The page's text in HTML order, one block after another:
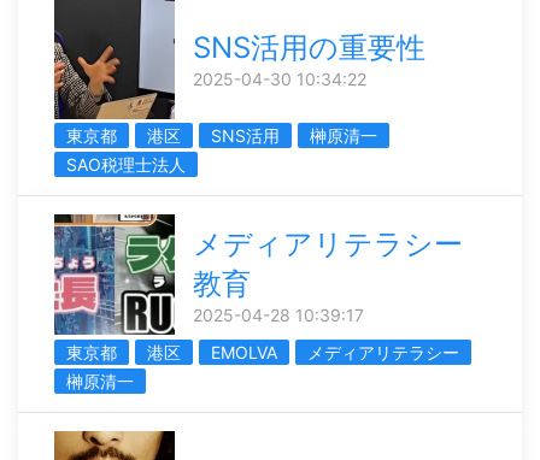
SNS活用の重要性
2025-04-30 10:34:22
東京都 港区 SNS活用
榊󠄀原清一
SAO税理士法人
メディアリテラシー
教育
2025-04-28 10:39:17
東京都
港区 EMOLVA
メディアリテラシー
榊󠄀原清一